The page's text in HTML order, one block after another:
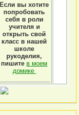
Если вы хотите
попробовать
себя в роли
учителя и
открыть свой
класс в нашей
школе
рукоделия,
пишите в моем
домике